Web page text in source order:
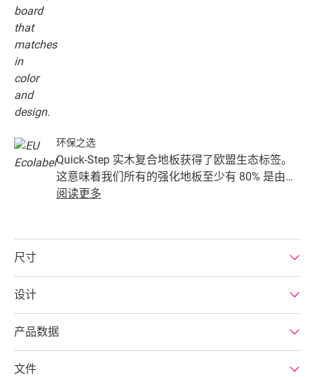
环保之选
Quick-Step 实木复合地板获得了欧盟生态标签。
这意味着我们所有的强化地板至少有 80% 是由可
持续来源的木材制成的，其成分中避免了有害物
阅读更多
尺寸
设计
产品数据
文件